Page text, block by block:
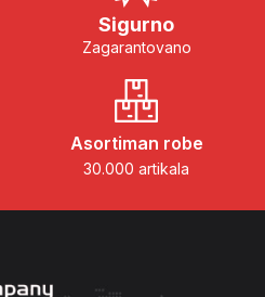
Sigurno
Zagarantovano
Asortiman robe
30.000 artikala